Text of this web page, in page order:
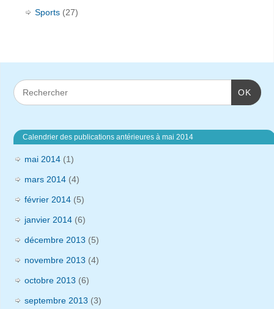
Sports (27)
OK
Calendrier des publications antérieures à mai 2014
mai 2014 (1)
mars 2014 (4)
février 2014 (5)
janvier 2014 (6)
décembre 2013 (5)
novembre 2013 (4)
octobre 2013 (6)
septembre 2013 (3)